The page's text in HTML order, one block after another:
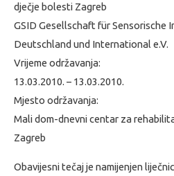
dječje bolesti Zagreb
GSID Gesellschaft für Sensorische
Deutschland und International e.V.
Vrijeme održavanja:
13.03.2010. – 13.03.2010.
Mjesto održavanja:
Mali dom-dnevni centar za
Zagreb
Obavijesni tečaj je namijenjen